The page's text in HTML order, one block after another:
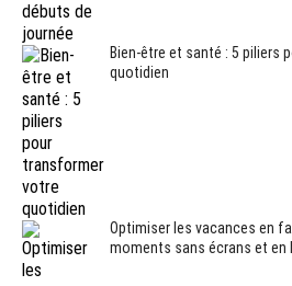
Bien-être et santé : 5 piliers
quotidien
Optimiser les vacances en
moments sans écrans et en